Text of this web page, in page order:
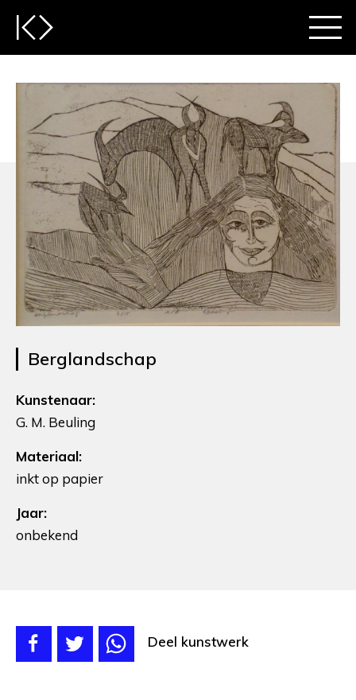
Berglandschap
Kunstenaar:
G. M. Beuling
Materiaal:
inkt op papier
Jaar:
onbekend
Deel kunstwerk